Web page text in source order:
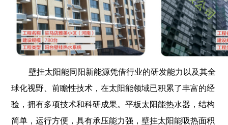
壁挂太阳能同阳新能源凭借行业的研发能力以及其全
球化视野、前瞻性技术，在太阳能领域已积累了丰富的经
验，拥有多项技术和科研成果。平板太阳能热水器，结构
简单，运行方便，具有承压能力强，壁挂太阳能吸热面积